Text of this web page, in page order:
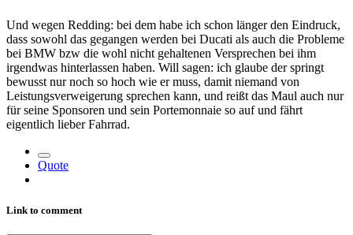
Und wegen Redding: bei dem habe ich schon länger den Eindruck,
dass sowohl das gegangen werden bei Ducati als auch die Probleme
bei BMW bzw die wohl nicht gehaltenen Versprechen bei ihm
irgendwas hinterlassen haben. Will sagen: ich glaube der springt
bewusst nur noch so hoch wie er muss, damit niemand von
Leistungsverweigerung sprechen kann, und reißt das Maul auch nur
für seine Sponsoren und sein Portemonnaie so auf und fährt
eigentlich lieber Fahrrad.
Quote
Link to comment